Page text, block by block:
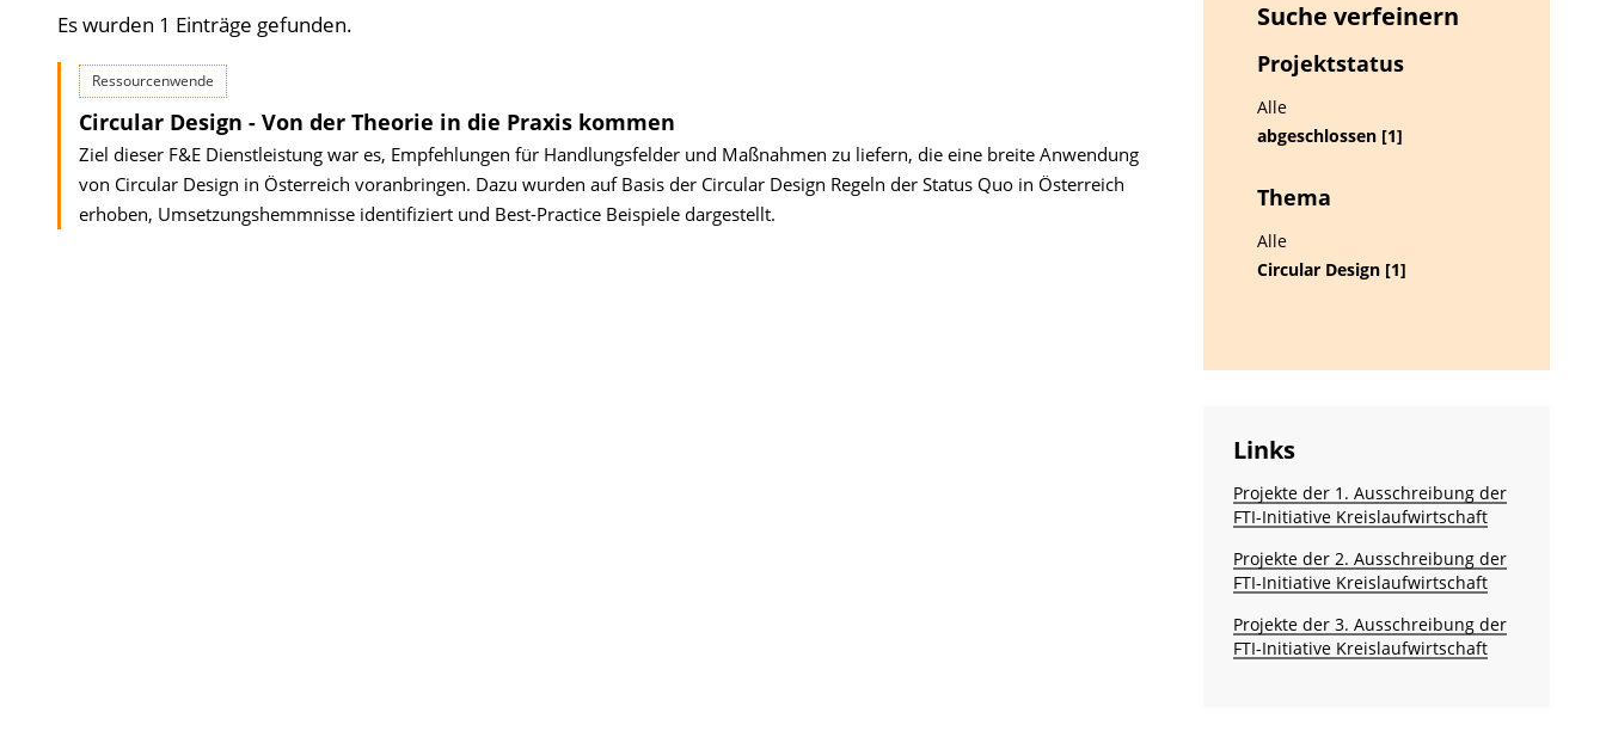
Es wurden 1 Einträge gefunden.
Ressourcenwende
Circular Design - Von der Theorie in die Praxis kommen
Ziel dieser F&E Dienstleistung war es, Empfehlungen für Handlungsfelder und Maßnahmen zu liefern, die eine breite Anwendung
von Circular Design in Österreich voranbringen. Dazu wurden auf Basis der Circular Design Regeln der Status Quo in Österreich
erhoben, Umsetzungshemmnisse identifiziert und Best-Practice Beispiele dargestellt.
Suche verfeinern
Projektstatus
Alle
abgeschlossen [1]
Thema
Alle
Circular Design [1]
Links
Projekte der 1. Ausschreibung der
FTI-Initiative Kreislaufwirtschaft
Projekte der 2. Ausschreibung der
FTI-Initiative Kreislaufwirtschaft
Projekte der 3. Ausschreibung der
FTI-Initiative Kreislaufwirtschaft